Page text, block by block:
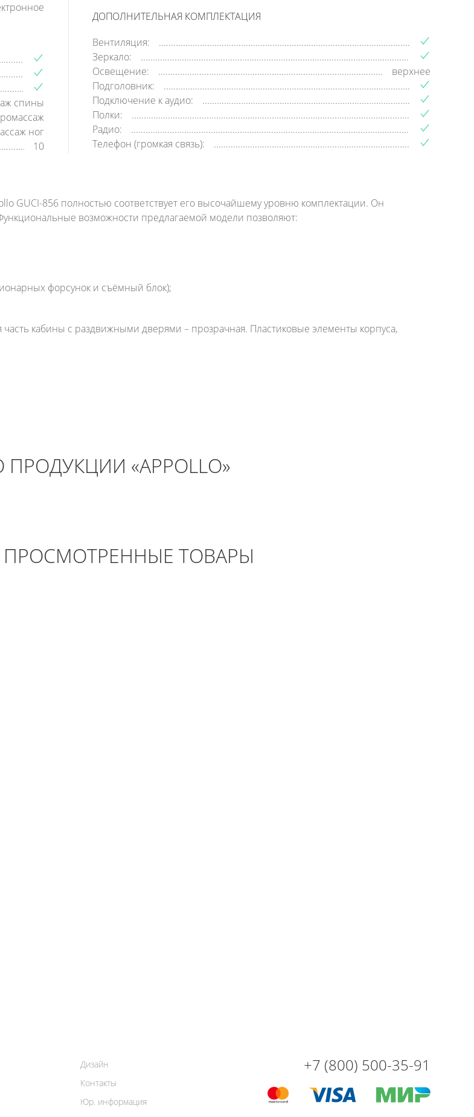
спины
ног
10
ДОПОЛНИТЕЛЬНАЯ КОМПЛЕКТАЦИЯ
Вентиляция:
Зеркало:
Освещение:
верхнее
Подголовник:
Подключение к аудио:
Полки:
Радио:
Телефон (громкая связь):
GUCI-856 полностью соответствует его высочайшему уровню комплектации. Он
возможности предлагаемой модели позволяют:
форсунок и съёмный блок);
часть кабины с раздвижными дверями – прозрачная. Пластиковые элементы корпуса,
«APPOLLO»
ТОВАРЫ
Дизайн
Контакты
Юр. информация
+7 (800) 500-35-91